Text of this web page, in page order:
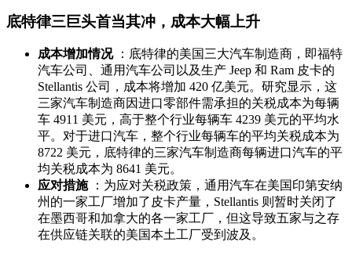
底特律三巨头首当其冲，成本大幅上升
成本增加情况：底特律的美国三大汽车制造商，即福特
汽车公司、通用汽车公司以及生产 Jeep 和 Ram 皮卡的
Stellantis 公司，成本将增加 420 亿美元。研究显示，这
三家汽车制造商因进口零部件需承担的关税成本为每辆
车 4911 美元，高于整个行业每辆车 4239 美元的平均水
平。对于进口汽车，整个行业每辆车的平均关税成本为
8722 美元，底特律的三家汽车制造商每辆进口汽车的平
均关税成本为 8641 美元。
应对措施：为应对关税政策，通用汽车在美国印第安纳
州的一家工厂增加了皮卡产量，Stellantis 则暂时关闭了
在墨西哥和加拿大的各一家工厂，但这导致五家与之存
在供应链关联的美国本土工厂受到波及。